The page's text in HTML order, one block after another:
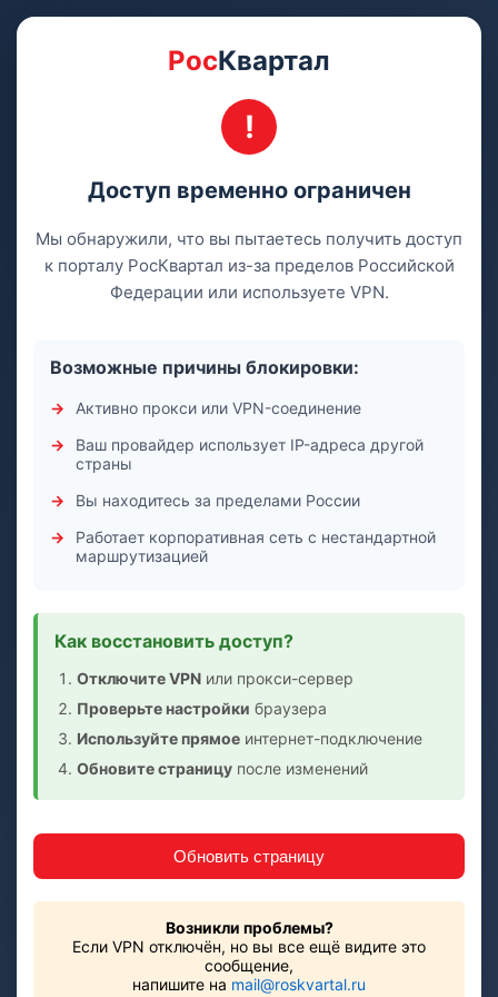
РосКвартал
Доступ временно ограничен
Мы обнаружили, что вы пытаетесь получить доступ
к порталу РосКвартал из-за пределов Российской
Федерации или используете VPN.
Возможные причины блокировки:
Активно прокси или VPN-соединение
Ваш провайдер использует IP-адреса другой
страны
Вы находитесь за пределами России
Работает корпоративная сеть с нестандартной
маршрутизацией
Как восстановить доступ?
Отключите VPN или прокси-сервер
Проверьте настройки браузера
Используйте прямое интернет-подключение
Обновите страницу после изменений
Обновить страницу
Возникли проблемы?
Если VPN отключён, но вы все ещё видите это
сообщение,
напишите на mail@roskvartal.ru